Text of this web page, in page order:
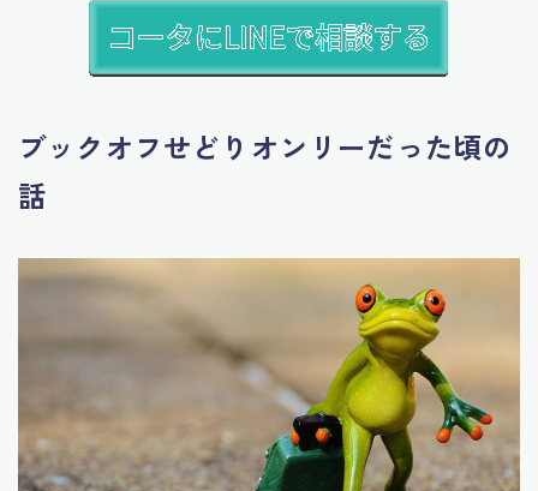
ブックオフせどりオンリーだった頃の
話